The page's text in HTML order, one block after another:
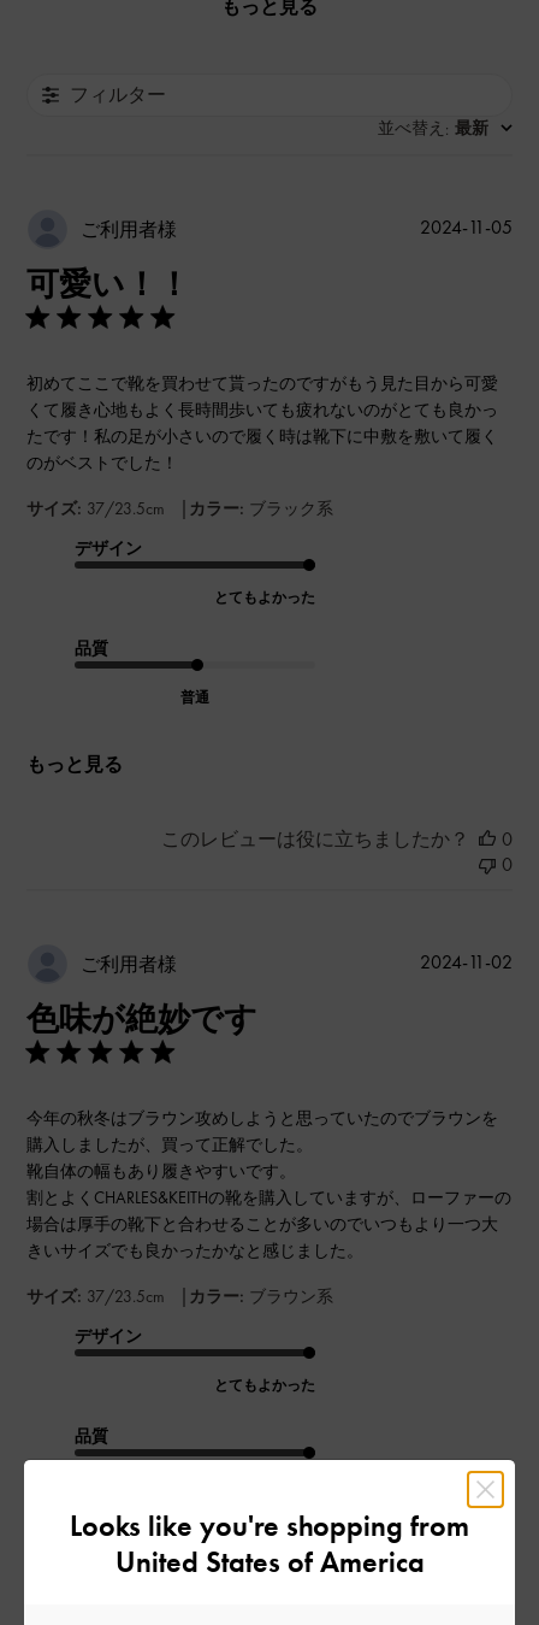
もっと見る
フィルター
並べ替え : 最新
ご利用者様
可愛い！！
初めてここで靴を買わせて貰ったのですがもう見た目から可愛
くて履き心地もよく長時間歩いても疲れないのがとても良かっ
たです！私の足が小さいので履く時は靴下に中敷を敷いて履く
のがベストでした！
サイズ: 37/23.5cm | カラー: ブラック系
デザイン
とてもよかった
品質
普通
もっと見る
公
2024-11-05
このレビューは役に立ちましたか？
0
0
ご利用者様
色味が絶妙です
今年の秋冬はブラウン攻めしようと思っていたのでブラウンを
購入しましたが、買って正解でした。
靴自体の幅もあり履きやすいです。
割とよくCHARLES&KEITHの靴を購入していますが、ローファーの
場合は厚手の靴下と合わせることが多いのでいつもより一つ大
きいサイズでも良かったかなと感じました。
サイズ: 37/23.5cm | カラー: ブラウン系
デザイン
とてもよかった
品質
もっと見る
公
2024-11-02
Looks like you're shopping from
United States of America